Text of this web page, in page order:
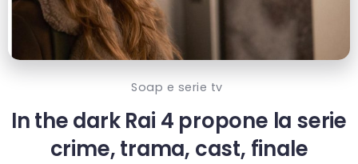
Soap e serie tv
In the dark Rai 4 propone la serie
crime, trama, cast, finale